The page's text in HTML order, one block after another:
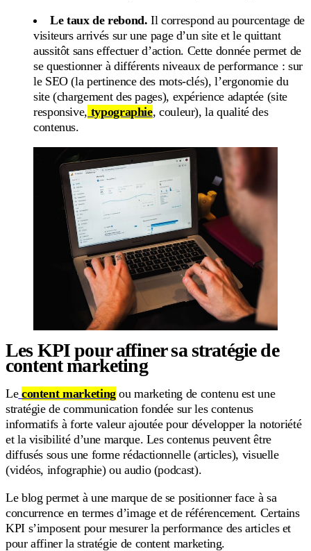
Le taux de rebond.Il correspond au pourcentage de
visiteurs arrivés sur une page d’un site et le quittant
aussitôt sans effectuer d’action. Cette donnée permet de
se questionner à différents niveaux de performance : sur
le SEO (la pertinence des mots-clés), l’ergonomie du
site (chargement des pages), expérience adaptée (site
responsive, typographie, couleur), la qualité des
contenus.
Les KPI pour affiner sa stratégie de
content marketing
Le content marketingou marketing de contenu est une
stratégie de communication fondée sur les contenus
informatifs à forte valeur ajoutée pour développer la notoriété
et la visibilité d’une marque. Les contenus peuvent être
diffusés sous une forme rédactionnelle (articles), visuelle
(vidéos, infographie) ou audio (podcast).
Le blog permet à une marque de se positionner face à sa
concurrence en termes d’image et de référencement. Certains
KPI s’imposent pour mesurer la performance des articles et
pour affiner la stratégie de content marketing.